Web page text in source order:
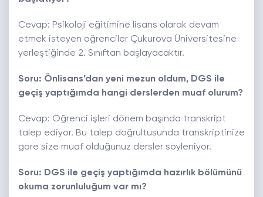
Cevap: Psikoloji eğitimine lisans olarak devam
etmek isteyen öğrenciler Çukurova Üniversitesine
yerleştiğinde 2. Sınıftan başlayacaktır.
Soru: Önlisans’dan yeni mezun oldum, DGS ile
geçiş yaptığımda hangi derslerden muaf olurum?
Cevap: Öğrenci işleri dönem başında transkript
talep ediyor. Bu talep doğrultusunda transkriptinize
göre size muaf olduğunuz dersler söyleniyor.
Soru: DGS ile geçiş yaptığımda hazırlık bölümünü
okuma zorunluluğum var mı?